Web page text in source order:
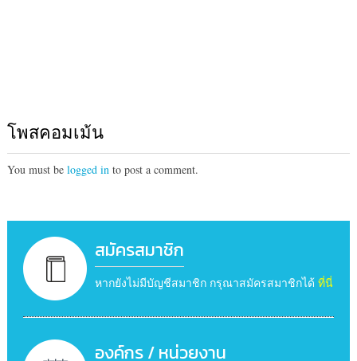
โพสคอมเม้น
You must be logged into post a comment.
สมัครสมาชิก
หากยังไม่มีบัญชีสมาชิก กรุณาสมัครสมาชิกได้ ที่นี่
องค์กร / หน่วยงาน